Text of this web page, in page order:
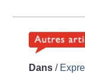
Dans /